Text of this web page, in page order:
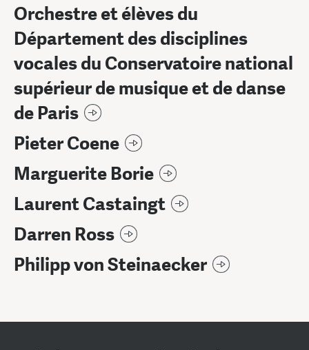
Orchestre et élèves du
Département des disciplines
vocales du Conservatoire national
supérieur de musique et de danse
de Paris
Pieter Coene
Marguerite Borie
Laurent Castaingt
Darren Ross
Philipp von Steinaecker